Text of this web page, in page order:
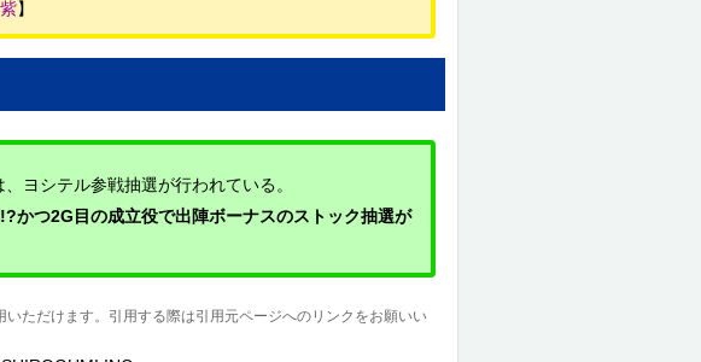
紫】
ヨシテル参戦抽選が行われている。
かつ2G目の成立役で出陣ボーナスのストック抽選が
ただけます。引用する際は引用元ページへのリンクをお願いい